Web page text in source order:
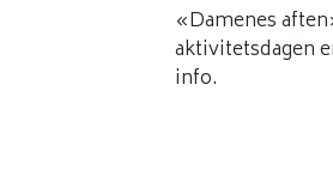
«Damenes
aktivitetsdagen
info.